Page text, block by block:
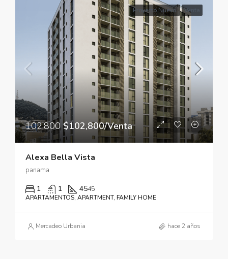
Proyecto Nuevo Venta
102,800$102,800/Venta
Alexa Bella Vista
panama
1 1 4545
APARTAMENTOS, APARTMENT, FAMILY HOME
Mercadeo Urbania hace 2 años